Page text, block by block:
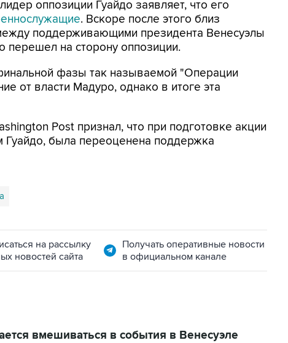
оппозиции Гуайдо заявляет, что его
. Вскоре после этого близ
поддерживающими президента Венесуэлы
перешел на сторону оппозиции.
фазы так называемой "Операции
от власти Мадуро, однако в итоге эта
Post признал, что при подготовке акции
была переоценена поддержка
на рассылку
новостей сайта
Получать оперативные новости
в официальном канале
вмешиваться в события в Венесуэле